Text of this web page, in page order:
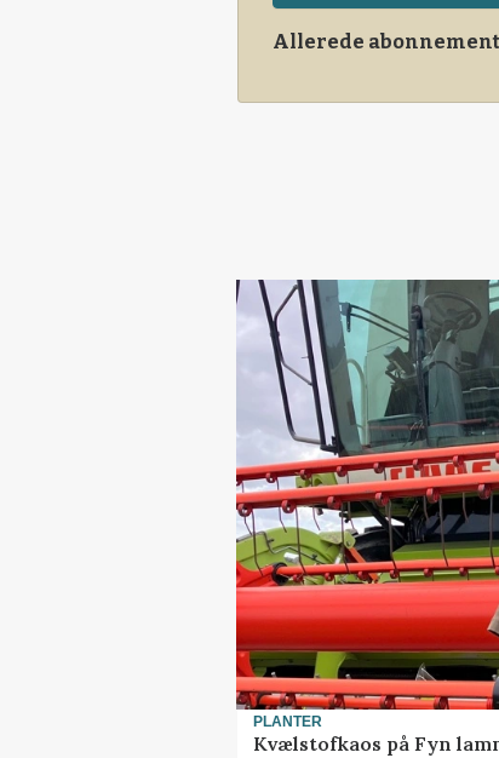
Allerede
PLANTER
Kvælstofkaos på Fyn